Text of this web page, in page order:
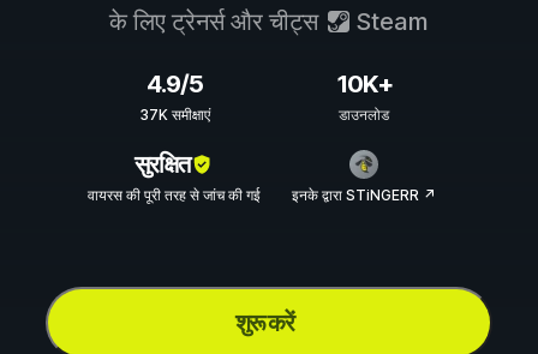
के लिए ट्रेनर्स और चीट्स Steam
4.9/5
37K समीक्षाएं
10K+
डाउनलोड
सुरक्षित
वायरस की पूरी तरह से जांच की गई इनके द्वारा STiNGERR ↗
शुरू करें